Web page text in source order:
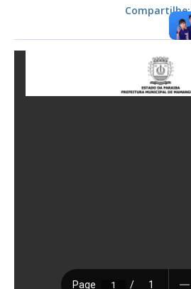
Compartilhe: